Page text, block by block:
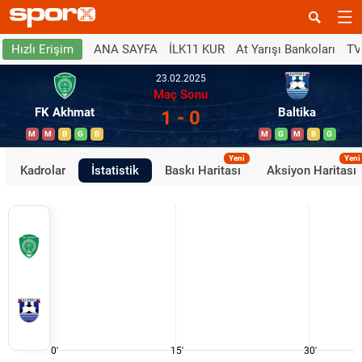
Hızlı Erişim ANA SAYFA İLK11 KUR At Yarışı Bankoları
FK Akhmat
M M B G B
23.02.2025
Maç Sonu
1 - 0 Baltika
M G M B G
Kadrolar İstatistik Baskı Haritası
Yeni
Aksiyon Haritası
Yeni
0' 15' 30'